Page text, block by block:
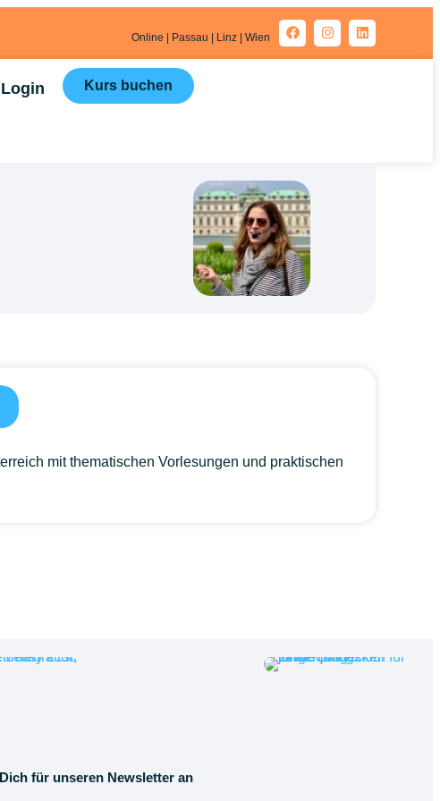
Online | Passau | Linz | Wien
Login Kurs buchen
mit thematischen Vorlesungen und praktischen
für unseren Newsletter an